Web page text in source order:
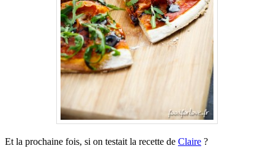
Et la prochaine fois, si on testait la recette de Claire ?